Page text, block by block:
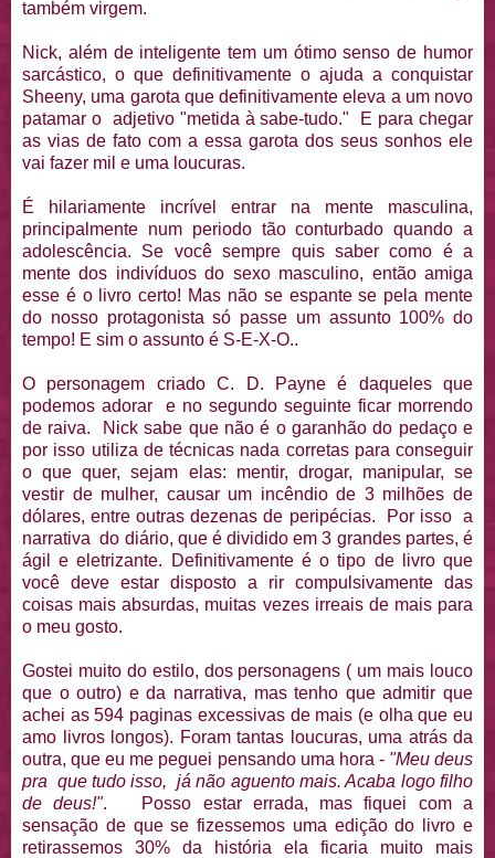
também virgem.
Nick, além de inteligente tem um ótimo senso de humor
sarcástico, o que definitivamente o ajuda a conquistar
Sheeny, uma garota que definitivamente eleva a um novo
patamar o adjetivo "metida à sabe-tudo." E para chegar
as vias de fato com a essa garota dos seus sonhos ele
vai fazer mil e uma loucuras.
É hilariamente incrível entrar na mente masculina,
principalmente num periodo tão conturbado quando a
adolescência. Se você sempre quis saber como é a
mente dos indivíduos do sexo masculino, então amiga
esse é o livro certo! Mas não se espante se pela mente
do nosso protagonista só passe um assunto 100% do
tempo! E sim o assunto é S-E-X-O..
O personagem criado C. D. Payne é daqueles que
podemos adorar e no segundo seguinte ficar morrendo
de raiva. Nick sabe que não é o garanhão do pedaço e
por isso utiliza de técnicas nada corretas para conseguir
o que quer, sejam elas: mentir, drogar, manipular, se
vestir de mulher, causar um incêndio de 3 milhões de
dólares, entre outras dezenas de peripécias. Por isso a
narrativa do diário, que é dividido em 3 grandes partes, é
ágil e eletrizante. Definitivamente é o tipo de livro que
você deve estar disposto a rir compulsivamente das
coisas mais absurdas, muitas vezes irreais de mais para
o meu gosto.
Gostei muito do estilo, dos personagens ( um mais louco
que o outro) e da narrativa, mas tenho que admitir que
achei as 594 paginas excessivas de mais (e olha que eu
amo livros longos). Foram tantas loucuras, uma atrás da
outra, que eu me peguei pensando uma hora - "Meu deus
pra que tudo isso, já não aguento mais. Acaba logo filho
de deus!". Posso estar errada, mas fiquei com a
sensação de que se fizessemos uma edição do livro e
retirassemos 30% da história ela ficaria muito mais